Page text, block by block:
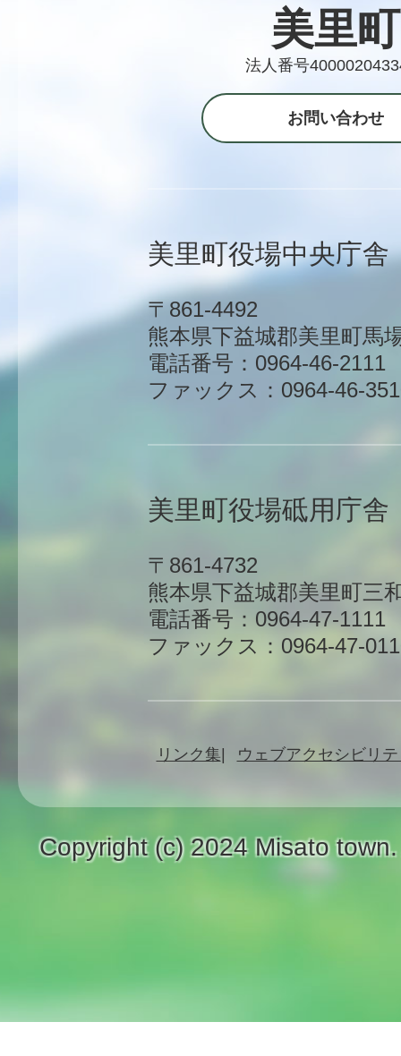
美里町
法人番号
お問い合わせ
美里町役場中央庁舎
〒861-4492
熊本県下益城郡美里町馬
電話番号：0964-46-2111
ファックス：0964-46-
美里町役場砥用庁舎
〒861-4732
熊本県下益城郡美里町三
電話番号：0964-47-1111
ファックス：0964-47-
リンク集 ウェブアクセシビリ
Copyright (c) 2024 Misato